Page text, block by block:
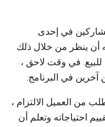
في إحدى
أن ينظر من خلال ذلك
في وقت لاحق ،
في البرنامج.
من العميل الالتزام ،
احتياجاته وتعلم أن